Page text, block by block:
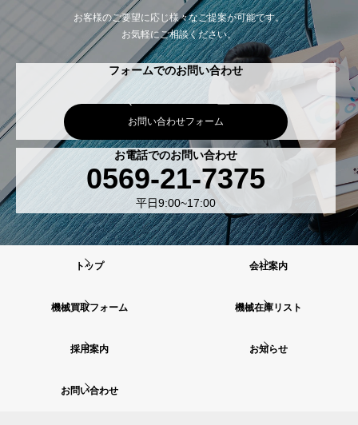
お客様のご要望に応じ様々なご提案が可能です。
お気軽にご相談ください。
フォームでのお問い合わせ
お問い合わせフォーム
お電話でのお問い合わせ
0569-21-7375
平日9:00~17:00
トップ 会社案内
機械買取フォーム 機械在庫リスト
採用案内 お知らせ
お問い合わせ